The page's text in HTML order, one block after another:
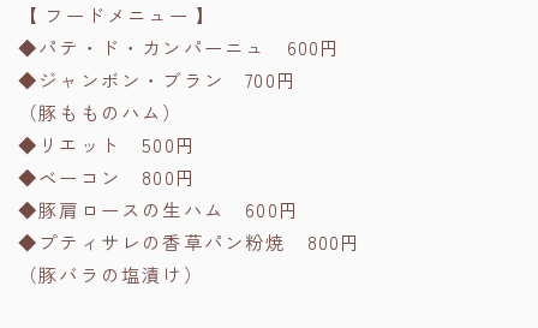
【 フードメニュー 】
◆パテ・ド・カンパーニュ 600円
◆ジャンボン・ブラン 700円
（豚もものハム）
◆リエット 500円
◆ベーコン 800円
◆豚肩ロースの生ハム 600円
◆プティサレの香草パン粉焼 800円
（豚バラの塩漬け）